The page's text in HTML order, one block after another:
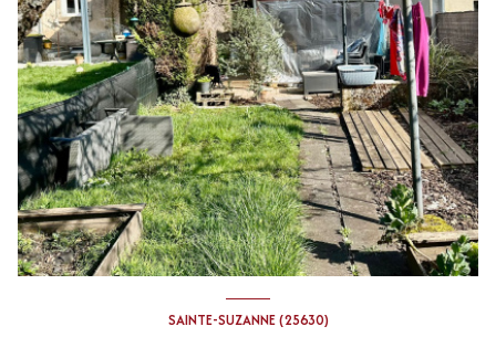
SAINTE-SUZANNE (25630)